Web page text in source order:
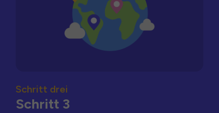
Schritt drei
Schritt 3